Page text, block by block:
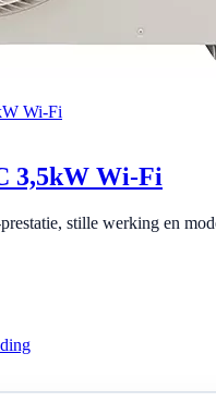
Wi-Fi
3,5kW Wi-Fi
stille werking en